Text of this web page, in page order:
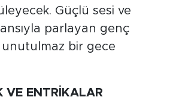
Güçlü sesi ve
parlayan genç
unutulmaz bir gece
VE ENTRİKALAR